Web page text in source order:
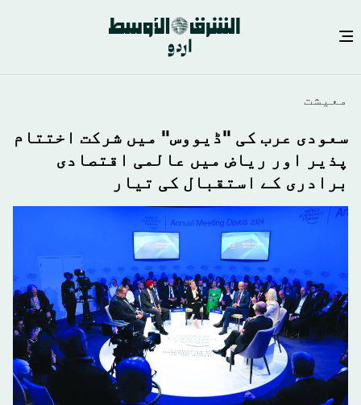
content
معيشت
سعودی عرب کی "ڈیووس" میں شرکت اختتام
پذیر اور ریاض میں عالمی اقتصادی
برادری کے استقبال کی تیار